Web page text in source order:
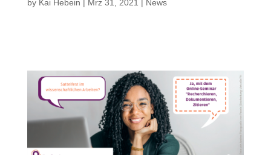
by Kai Hebein | Mrz 31, 2021 | News